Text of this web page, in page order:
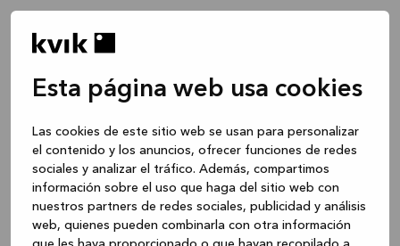
Esta página web usa cookies
Las cookies de este sitio web se usan para personalizar
el contenido y los anuncios, ofrecer funciones de redes
sociales y analizar el tráfico. Además, compartimos
información sobre el uso que haga del sitio web con
nuestros partners de redes sociales, publicidad y análisis
web, quienes pueden combinarla con otra información